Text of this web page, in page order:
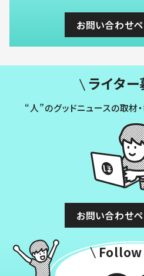
お問い合わせ
ライター
“人”のグッドニュースの取材
お問い合わせ